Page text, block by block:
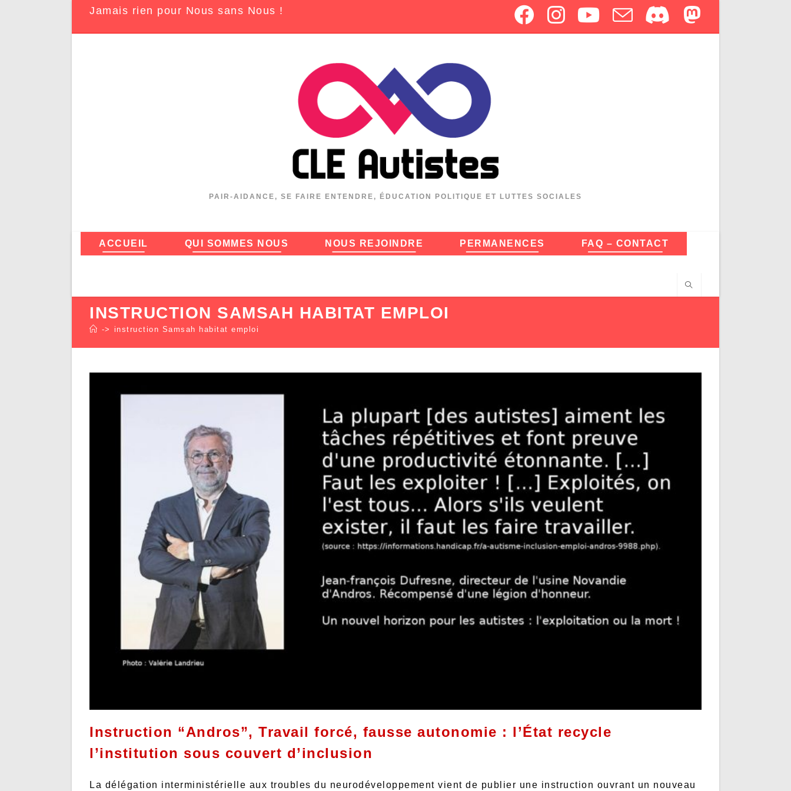
Jamais rien pour Nous sans Nous !
PAIR-AIDANCE, SE FAIRE ENTENDRE, ÉDUCATION POLITIQUE ET LUTTES SOCIALES
ACCUEIL QUI SOMMES NOUS NOUS REJOINDRE PERMANENCES FAQ – CONTACT
INSTRUCTION SAMSAH HABITAT EMPLOI
-> instruction Samsah habitat emploi
Instruction “Andros”, Travail forcé, fausse autonomie : l’État recycle
l’institution sous couvert d’inclusion
La délégation interministérielle aux troubles du neurodéveloppement vient de publier une instruction ouvrant un nouveau